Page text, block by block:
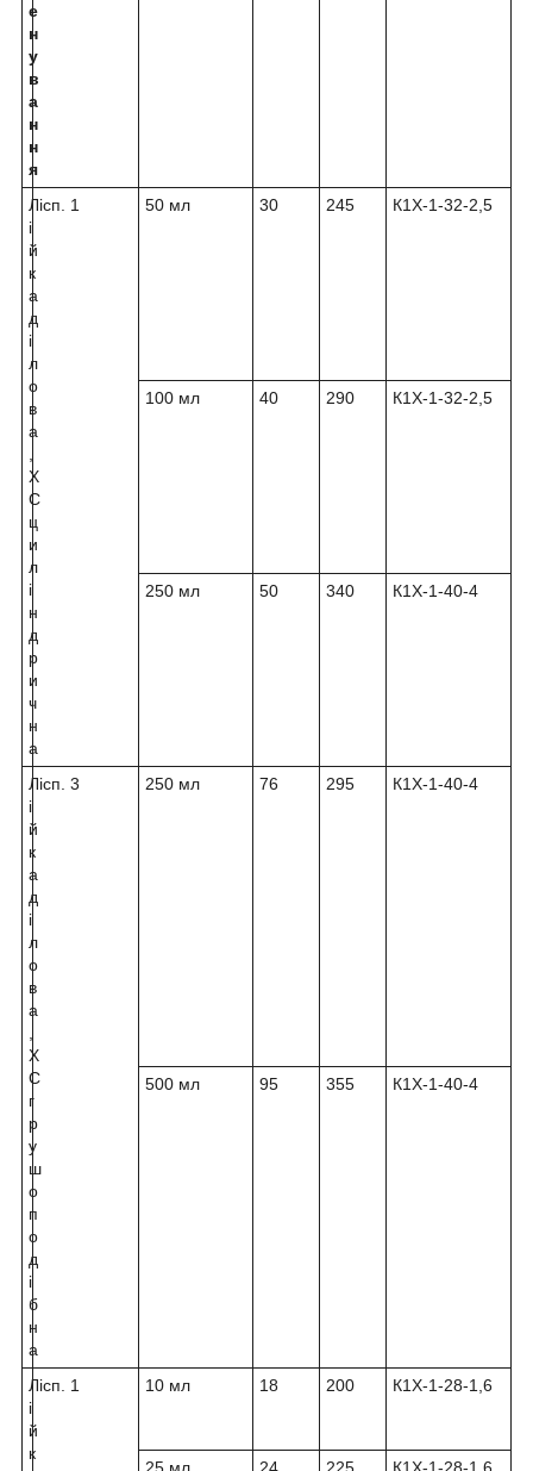
е
н
у
в
а
н
н
я
Л
і
й
к
а
д
і
л
о
в
а
Х
С
ц
и
л
і
н
д
р
и
ч
н
а
ісп. 1 50 мл 30 245 К1Х-1-32-2,5
100 мл 40 290 К1Х-1-32-2,5
250 мл 50 340 К1Х-1-40-4
Л
і
й
к
а
д
і
л
о
в
а
Х
С
г
р
у
ш
о
п
о
д
і
б
н
а
ісп. 3 250 мл 76 295 К1Х-1-40-4
500 мл 95 355 К1Х-1-40-4
Л
і
й
к
ісп. 1 10 мл 18 200 К1Х-1-28-1,6